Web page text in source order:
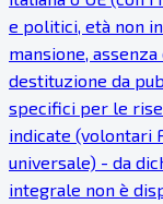
e politici, età non
mansione,
destituzione da
specifici per le
indicate (volontari
universale) - da
integrale non è